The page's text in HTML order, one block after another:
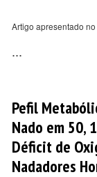
Artigo apresentado
...
Pefil
Nado em 50,
Déficit de
Nadadores